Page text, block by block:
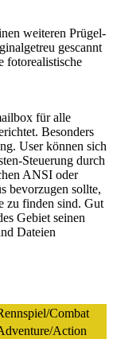
weiteren Prügel-
gescannt
fotorealistische
für alle
Besonders
User können sich
Steuerung durch
ANSI oder
bevorzugen sollte,
zu finden sind. Gut
Gebiet seinen
Dateien
Combat
Action